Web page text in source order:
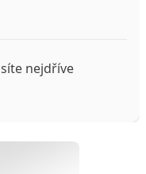
nejdříve